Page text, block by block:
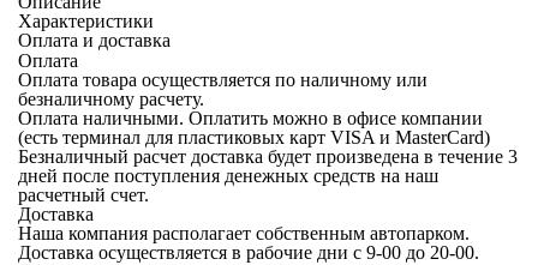
Характеристики
Оплата и доставка
Оплата
Оплата товара осуществляется по наличному или
безналичному расчету.
Оплата наличными. Оплатить можно в офисе компании
(есть терминал для пластиковых карт VISA и MasterCard)
Безналичный расчет доставка будет произведена в течение 3
дней после поступления денежных средств на наш
расчетный счет.
Доставка
Наша компания располагает собственным автопарком.
Доставка осуществляется в рабочие дни с 9-00 до 20-00.